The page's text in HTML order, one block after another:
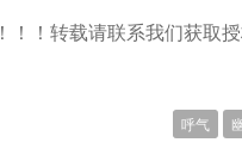
！！！转载请联系我们获取
呼气